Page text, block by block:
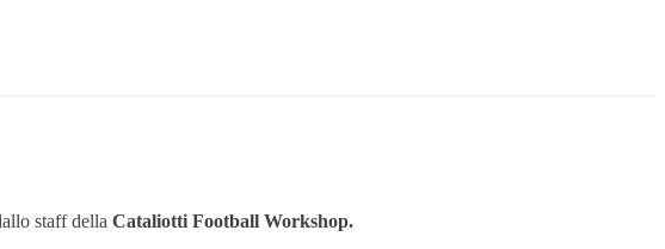
staff della Cataliotti Football Workshop.